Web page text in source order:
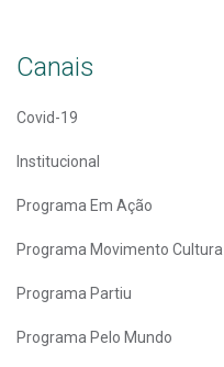
Canais
Covid-19
Institucional
Programa Em Ação
Programa Movimento Cultura
Programa Partiu
Programa Pelo Mundo